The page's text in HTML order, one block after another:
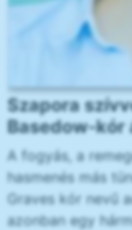
Szapora
Basedow-kór
A fogyás, a
hasmenés más
Graves kór nevű
azonban egy